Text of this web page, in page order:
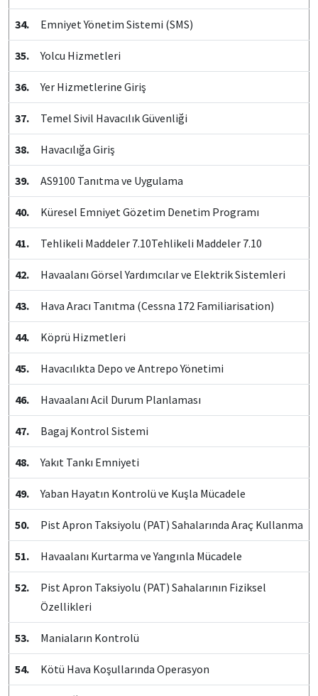
34. Emniyet Yönetim Sistemi (SMS)
35. Yolcu Hizmetleri
36. Yer Hizmetlerine Giriş
37. Temel Sivil Havacılık Güvenliği
38. Havacılığa Giriş
39. AS9100 Tanıtma ve Uygulama
40. Küresel Emniyet Gözetim Denetim Programı
41. Tehlikeli Maddeler 7.10Tehlikeli Maddeler 7.10
42. Havaalanı Görsel Yardımcılar ve Elektrik Sistemleri
43. Hava Aracı Tanıtma (Cessna 172 Familiarisation)
44. Köprü Hizmetleri
45. Havacılıkta Depo ve Antrepo Yönetimi
46. Havaalanı Acil Durum Planlaması
47. Bagaj Kontrol Sistemi
48. Yakıt Tankı Emniyeti
49. Yaban Hayatın Kontrolü ve Kuşla Mücadele
50. Pist Apron Taksiyolu (PAT) Sahalarında Araç Kullanma
51. Havaalanı Kurtarma ve Yangınla Mücadele
52.
Pist Apron Taksiyolu (PAT) Sahalarının Fiziksel
Özellikleri
53. Maniaların Kontrolü
54. Kötü Hava Koşullarında Operasyon